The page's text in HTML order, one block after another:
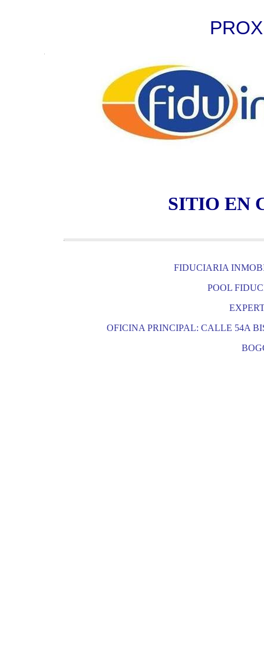
SITIO EN
FIDUCIARIA
POOL
OFICINA PRINCIPAL: CALLE 54A